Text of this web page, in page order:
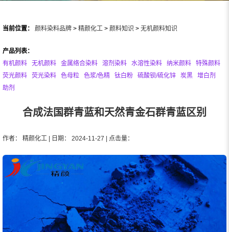
当前位置： 颜料染料品牌 > 精颜化工 > 颜料知识 > 无机颜料知识
产品列表：
有机颜料
无机颜料 金属络合染料 溶剂染料 水溶性染料 纳米颜料
特殊颜料
荧光颜料
荧光染料 色母粒 色浆/色精 钛白粉 硫酸钡/硫化锌 炭黑
增白剂
助剂
合成法国群青蓝和天然青金石群青蓝区别
作者： 精颜化工 | 日期： 2024-11-27 | 点击量：